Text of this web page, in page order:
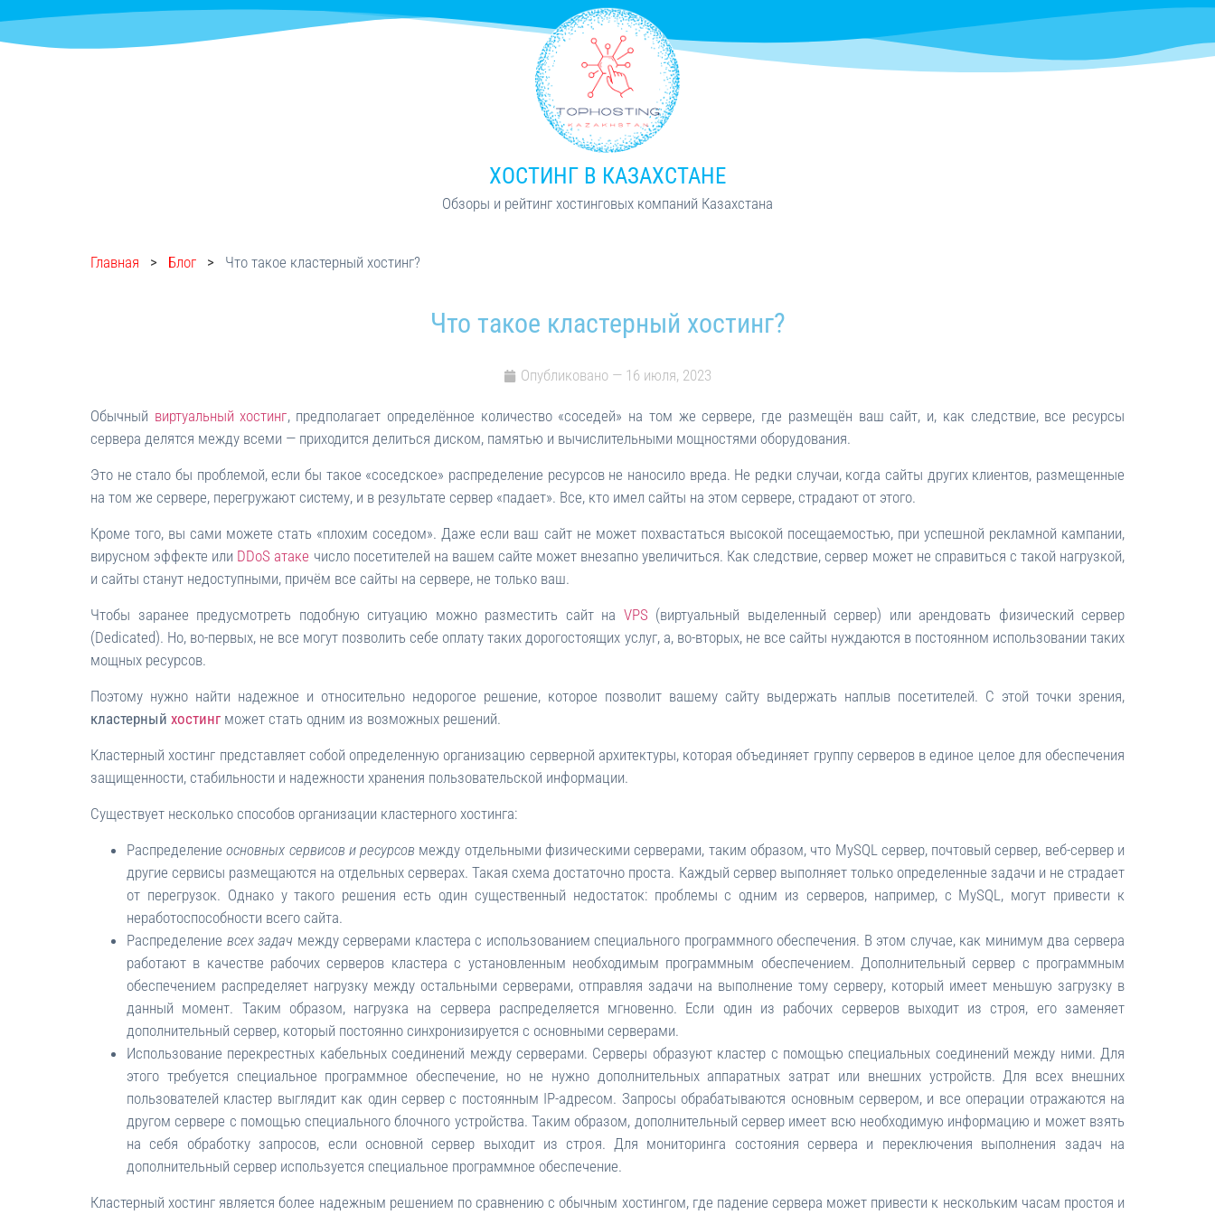
ХОСТИНГ В КАЗАХСТАНЕ
Обзоры и рейтинг хостинговых компаний Казахстана
Главная > Блог > Что такое кластерный хостинг?
Что такое кластерный хостинг?
Опубликовано — 16 июля, 2023
Обычный виртуальный хостинг, предполагает определённое количество «соседей» на том же сервере, где размещён ваш сайт, и, как следствие, все ресурсы
сервера делятся между всеми — приходится делиться диском, памятью и вычислительными мощностями оборудования.
Это не стало бы проблемой, если бы такое «соседское» распределение ресурсов не наносило вреда. Не редки случаи, когда сайты других клиентов, размещенные
на том же сервере, перегружают систему, и в результате сервер «падает». Все, кто имел сайты на этом сервере, страдают от этого.
Кроме того, вы сами можете стать «плохим соседом». Даже если ваш сайт не может похвастаться высокой посещаемостью, при успешной рекламной кампании,
вирусном эффекте или DDoS атаке число посетителей на вашем сайте может внезапно увеличиться. Как следствие, сервер может не справиться с такой нагрузкой,
и сайты станут недоступными, причём все сайты на сервере, не только ваш.
Чтобы заранее предусмотреть подобную ситуацию можно разместить сайт на VPS (виртуальный выделенный сервер) или арендовать физический сервер
(Dedicated). Но, во-первых, не все могут позволить себе оплату таких дорогостоящих услуг, а, во-вторых, не все сайты нуждаются в постоянном использовании таких
мощных ресурсов.
Поэтому нужно найти надежное и относительно недорогое решение, которое позволит вашему сайту выдержать наплыв посетителей. С этой точки зрения,
кластерный хостинг может стать одним из возможных решений.
Кластерный хостинг представляет собой определенную организацию серверной архитектуры, которая объединяет группу серверов в единое целое для обеспечения
защищенности, стабильности и надежности хранения пользовательской информации.
Существует несколько способов организации кластерного хостинга:
Распределениеосновных сервисов и ресурсов между отдельными физическими серверами, таким образом, что MySQL сервер, почтовый сервер, веб-сервер и
другие сервисы размещаются на отдельных серверах. Такая схема достаточно проста. Каждый сервер выполняет только определенные задачи и не страдает
от перегрузок. Однако у такого решения есть один существенный недостаток: проблемы с одним из серверов, например, с MySQL, могут привести к
неработоспособности всего сайта.
Распределение всех задач между серверами кластера с использованием специального программного обеспечения. В этом случае, как минимум два сервера
работают в качестве рабочих серверов кластера с установленным необходимым программным обеспечением. Дополнительный сервер с программным
обеспечением распределяет нагрузку между остальными серверами, отправляя задачи на выполнение тому серверу, который имеет меньшую загрузку в
данный момент. Таким образом, нагрузка на сервера распределяется мгновенно. Если один из рабочих серверов выходит из строя, его заменяет
дополнительный сервер, который постоянно синхронизируется с основными серверами.
Использование перекрестных кабельных соединений между серверами. Серверы образуют кластер с помощью специальных соединений между ними. Для
этого требуется специальное программное обеспечение, но не нужно дополнительных аппаратных затрат или внешних устройств. Для всех внешних
пользователей кластер выглядит как один сервер с постоянным IP-адресом. Запросы обрабатываются основным сервером, и все операции отражаются на
другом сервере с помощью специального блочного устройства. Таким образом, дополнительный сервер имеет всю необходимую информацию и может взять
на себя обработку запросов, если основной сервер выходит из строя. Для мониторинга состояния сервера и переключения выполнения задач на
дополнительный сервер используется специальное программное обеспечение.
Кластерный хостинг является более надежным решением по сравнению с обычным хостингом, где падение сервера может привести к нескольким часам простоя и